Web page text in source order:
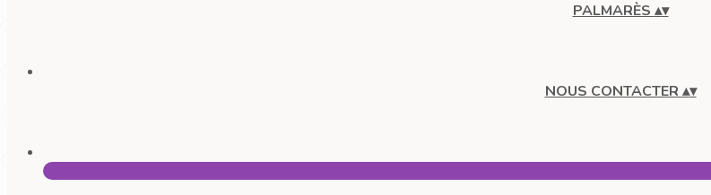
PALMARÈS ▴▾
NOUS CONTACTER ▴▾